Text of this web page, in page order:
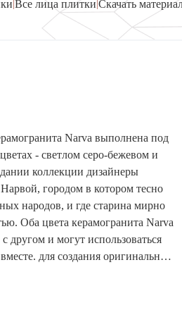
|Все лица плитки|Скачать
Narva выполнена под
- светлом серо-бежевом и
коллекции дизайнеры
городом в котором тесно
народов, и где старина мирно
Оба цвета керамогранита Narva
другом и могут использоваться
для создания оригинальных